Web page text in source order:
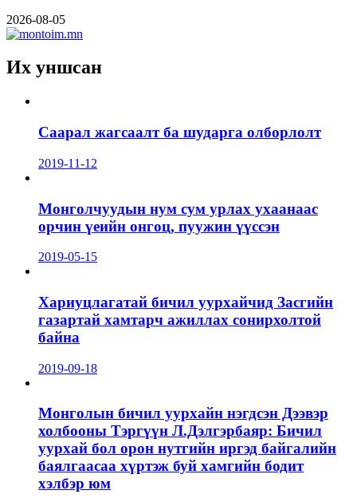
2026-08-05
Их уншсан
Саарал жагсаалт ба шударга олборлолт
2019-11-12
Монголчуудын нум сум урлах ухаанаас
орчин үеийн онгоц, пуужин үүссэн
2019-05-15
Хариуцлагатай бичил уурхайчид Засгийн
газартай хамтарч ажиллах сонирхолтой
байна
2019-09-18
Монголын бичил уурхайн нэгдсэн Дээвэр
холбооны Тэргүүн Л.Дэлгэрбаяр: Бичил
уурхай бол орон нутгийн иргэд байгалийн
баялгаасаа хүртэж буй хамгийн бодит
хэлбэр юм